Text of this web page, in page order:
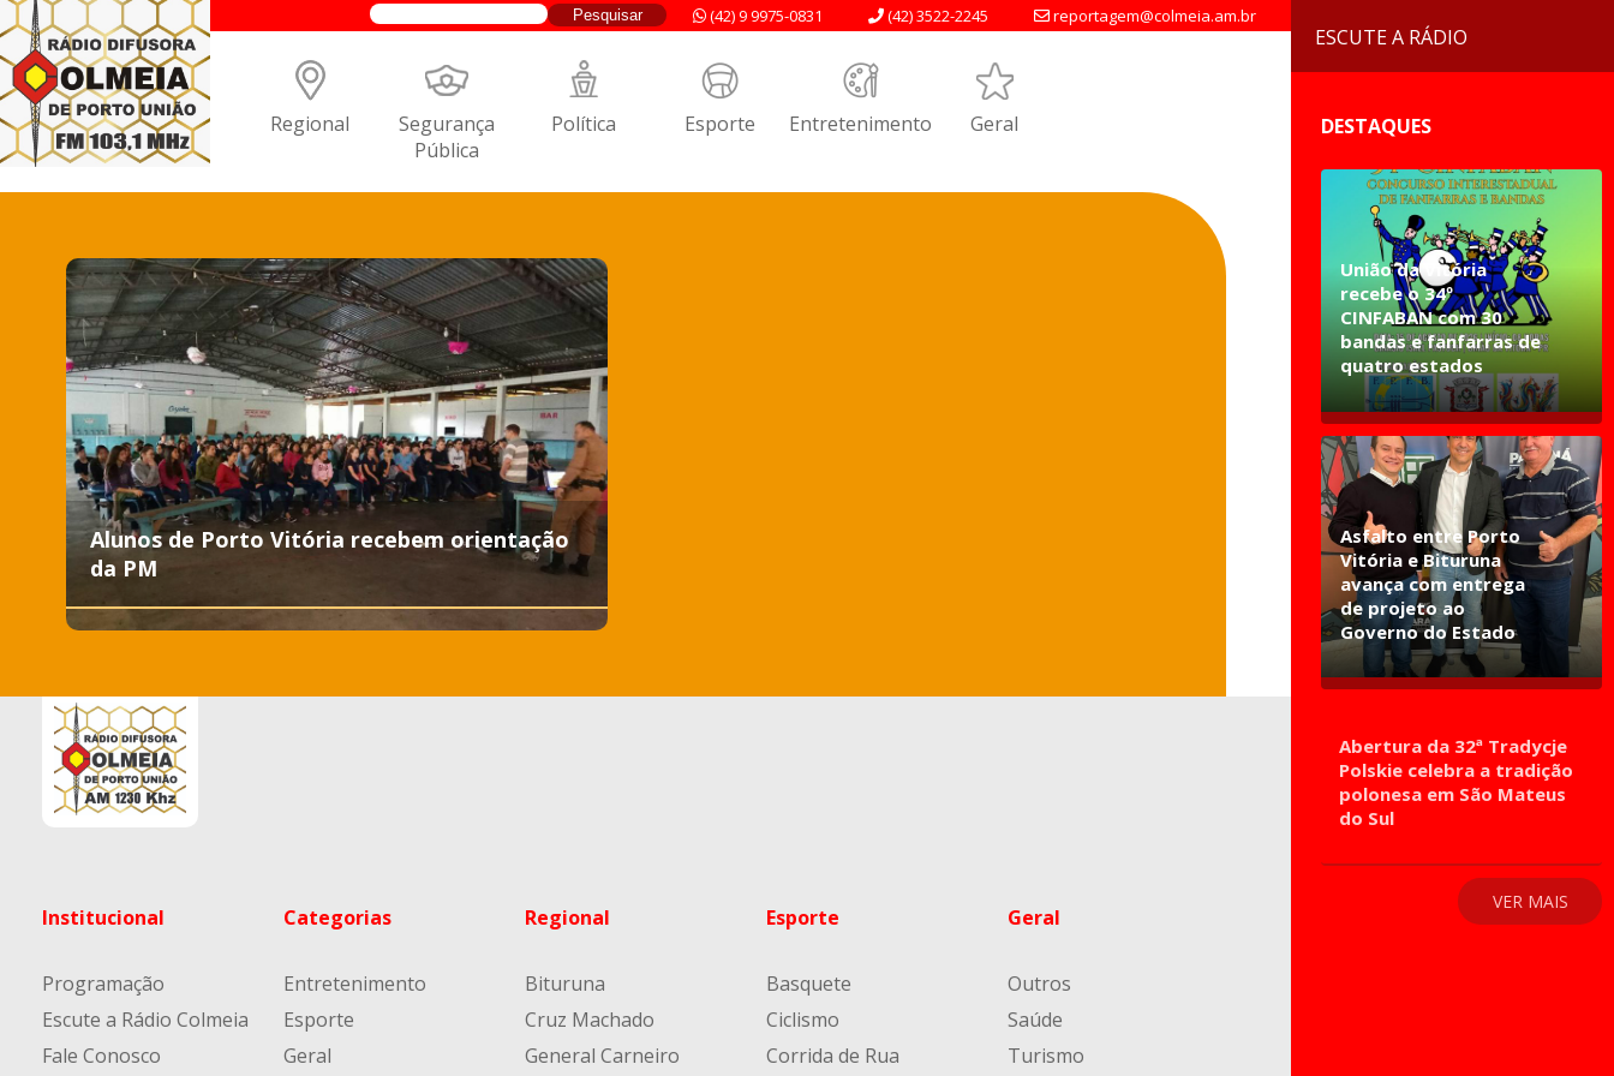
reportagem@colmeia.am.br
(42) 3522-2245
(42) 9 9975-0831
Regional Segurança
Pública
Política Esporte Entretenimento Geral
Alunos de Porto Vitória recebem orientação
da PM
Institucional
Programação
Escute a Rádio Colmeia
Fale Conosco
Categorias
Entretenimento
Esporte
Geral
Regional
Bituruna
Cruz Machado
General Carneiro
Esporte
Basquete
Ciclismo
Corrida de Rua
Geral
Outros
Saúde
Turismo
ESCUTE A RÁDIO
DESTAQUES
União da Vitória
recebe o 34º
CINFABAN com 30
bandas e fanfarras de
quatro estados
Asfalto entre Porto
Vitória e Bituruna
avança com entrega
de projeto ao
Governo do Estado
Abertura da 32ª Tradycje
Polskie celebra a tradição
polonesa em São Mateus
do Sul
VER MAIS